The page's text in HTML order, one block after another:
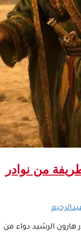
من نوادر
الرشيد دواء من